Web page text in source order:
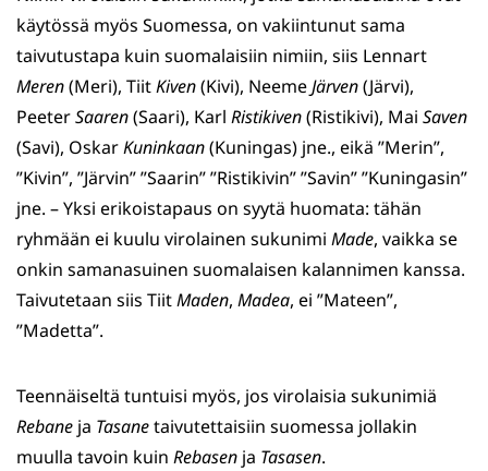
käytössä myös Suomessa, on vakiintunut sama
taivutustapa kuin suomalaisiin nimiin, siis Lennart
Meren(Meri), TiitKiven(Kivi), NeemeJärven(Järvi),
PeeterSaaren(Saari), Karl Ristikiven(Ristikivi), Mai Saven
(Savi), OskarKuninkaan(Kuningas) jne., eikä ”Merin”,
”Kivin”, ”Järvin” ”Saarin” ”Ristikivin” ”Savin” ”Kuningasin”
jne. – Yksi erikoistapaus on syytä huomata: tähän
ryhmään ei kuulu virolainen sukunimi Made, vaikka se
onkin samanasuinen suomalaisen kalannimen kanssa.
Taivutetaan siis TiitMaden, Madea, ei ”Mateen”,
”Madetta”.
Teennäiseltä tuntuisi myös, jos virolaisia sukunimiä
Rebane ja Tasanetaivutettaisiin suomessa jollakin
muulla tavoin kuin Rebasen ja Tasasen.